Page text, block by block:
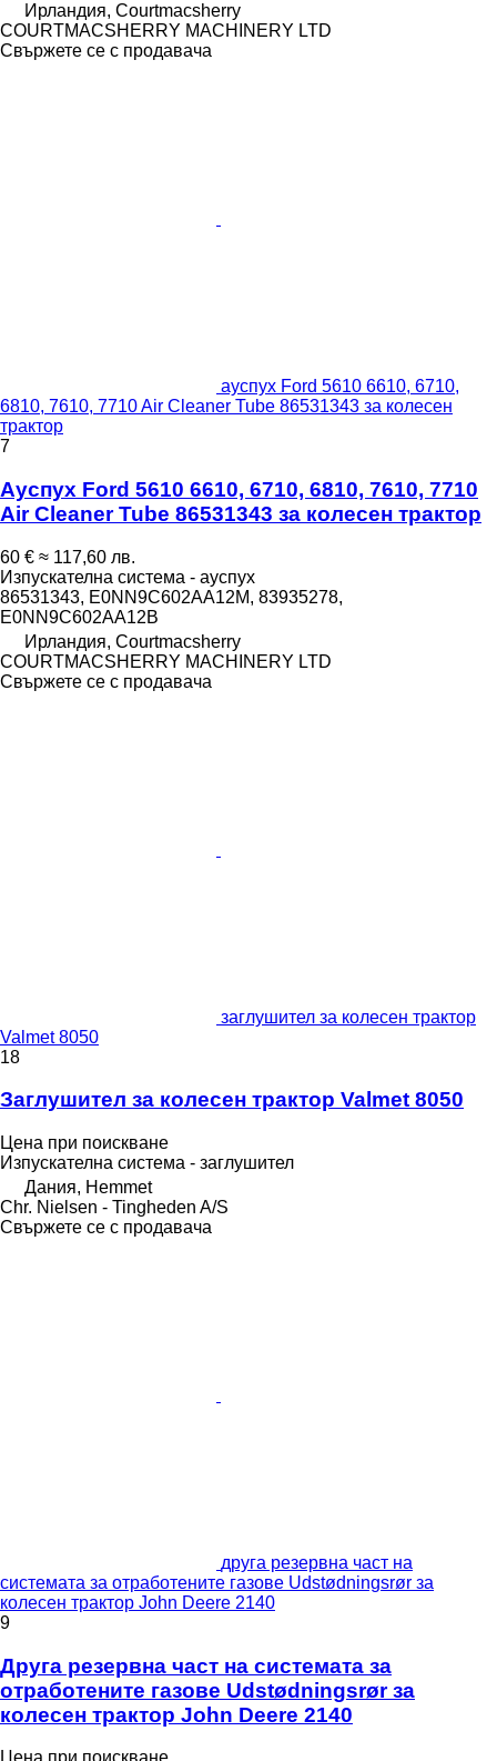
Ирландия, Courtmacsherry
COURTMACSHERRY MACHINERY LTD
Свържете се с продавача
ауспух Ford 5610 6610, 6710,
6810, 7610, 7710 Air Cleaner Tube 86531343 за колесен
трактор
7
Ауспух Ford 5610 6610, 6710, 6810, 7610, 7710
Air Cleaner Tube 86531343 за колесен трактор
60 € ≈ 117,60 лв.
Изпускателна система - ауспух
86531343, E0NN9C602AA12M, 83935278,
E0NN9C602AA12B
Ирландия, Courtmacsherry
COURTMACSHERRY MACHINERY LTD
Свържете се с продавача
заглушител за колесен трактор
Valmet 8050
18
Заглушител за колесен трактор Valmet 8050
Цена при поискване
Изпускателна система - заглушител
Дания, Hemmet
Chr. Nielsen - Tingheden A/S
Свържете се с продавача
друга резервна част на
системата за отработените газове Udstødningsrør за
колесен трактор John Deere 2140
9
Друга резервна част на системата за
отработените газове Udstødningsrør за
колесен трактор John Deere 2140